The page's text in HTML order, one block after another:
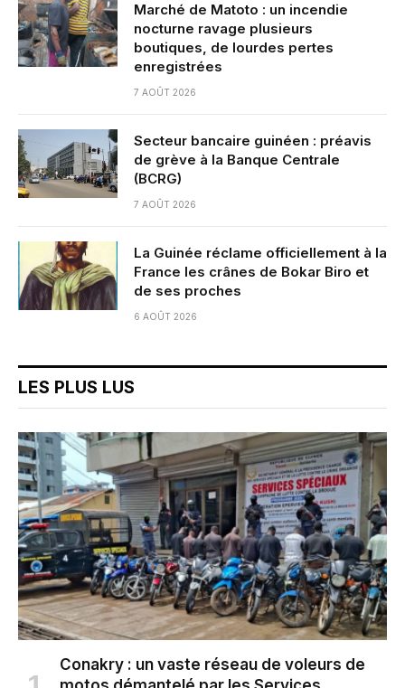
Marché de Matoto : un incendie
nocturne ravage plusieurs
boutiques, de lourdes pertes
enregistrées
7 AOÛT 2026
Secteur bancaire guinéen : préavis
de grève à la Banque Centrale
(BCRG)
7 AOÛT 2026
La Guinée réclame officiellement à la
France les crânes de Bokar Biro et
de ses proches
6 AOÛT 2026
LES PLUS LUS
Conakry : un vaste réseau de voleurs de